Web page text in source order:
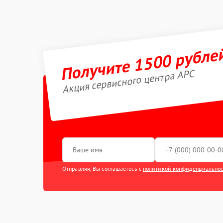
Получите 1500
Акция сервисного центра APC
Отправляя, Вы соглашаетесь с политикой